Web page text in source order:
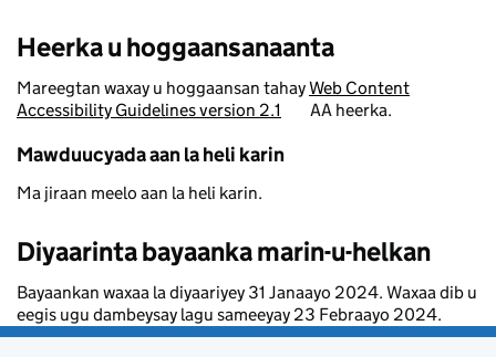
Heerka u hoggaansanaanta
Mareegtan waxay u hoggaansan tahayWeb Content
Accessibility Guidelines version 2.1
AA heerka.
Mawduucyada aan la heli karin
Ma jiraan meelo aan la heli karin.
Diyaarinta bayaanka marin-u-helkan
Bayaankan waxaa la diyaariyey 31 Janaayo 2024. Waxaa dib u
eegis ugu dambeysay lagu sameeyay 23 Febraayo 2024.